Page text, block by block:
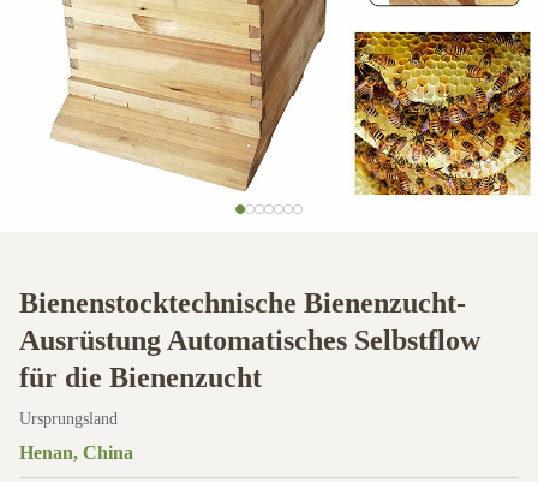
Bienenstocktechnische Bienenzucht-
Ausrüstung Automatisches Selbstflow
für die Bienenzucht
Ursprungsland
Henan, China